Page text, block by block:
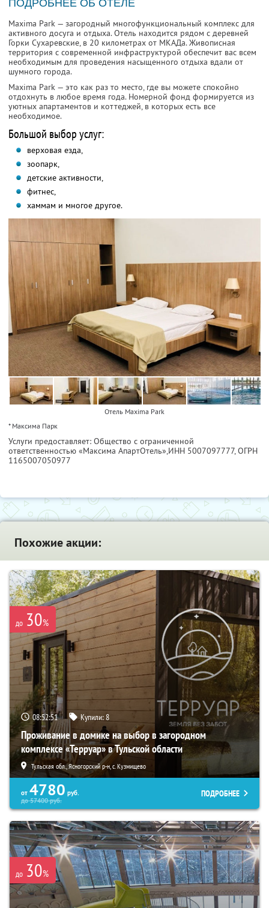
ПОДРОБНЕЕ ОБ ОТЕЛЕ
Maxima Park — загородный многофункциональный комплекс для
активного досуга и отдыха. Отель находится рядом с деревней
Горки Сухаревские, в 20 километрах от МКАДа. Живописная
территория с современной инфраструктурой обеспечит вас всем
необходимым для проведения насыщенного отдыха вдали от
шумного города.
Maxima Park — это как раз то место, где вы можете спокойно
отдохнуть в любое время года. Номерной фонд формируется из
уютных апартаментов и коттеджей, в которых есть все
необходимое.
Большой выбор услуг:
верховая езда,
зоопарк,
детские активности,
фитнес,
хаммам и многое другое.
Отель Maxima Park
* Максима Парк
Услуги предоставляет: Общество с ограниченной
ответственностью «Максима АпартОтель»,ИНН 5007097777, ОГРН
1165007050977
Похожие акции:
до 30%
08:52:50 Купили:8
Проживание в домике на выбор в загородном
комплексе «Терруар» в Тульской области
Тульская обл., Ясногорский р-н, с. Кузмищево
от 4780 руб.
до57400руб.
ПОДРОБНЕЕ
до 30%